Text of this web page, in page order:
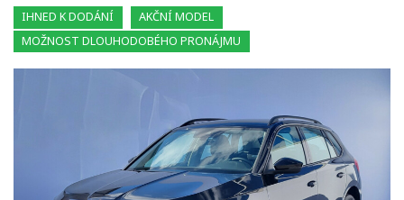
IHNED K DODÁNÍ
AKČNÍ MODEL
MOŽNOST DLOUHODOBÉHO PRONÁJMU